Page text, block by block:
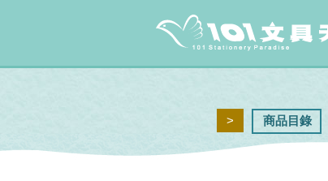
> 商品目錄